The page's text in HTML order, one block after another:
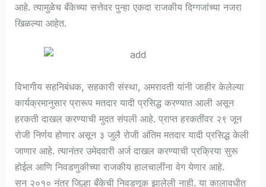
आहे. त्यामुळेच बँकेच्या सत्तेवर पुन्हा एकदा राजकीय दिग्गजांच्या नजरा
खिळल्या आहेत.
विभागीय सहनिबंधक, सहकारी संस्था, अमरावती यांनी जाहीर केलेल्या
कार्यक्रमानुसार प्रारूप मतदार यादी प्रसिद्ध करण्यात आली असून
हरकती दाखल करण्याची मुदत संपली आहे. प्राप्त हरकतींवर २९ जून
रोजी निर्णय होणार असून ३ जुलै रोजी अंतिम मतदार यादी प्रसिद्ध केली
जाणार आहे. त्यानंतर उमेदवारी अर्ज दाखल करण्याची प्रक्रिया सुरू
होईल आणि निवडणुकीच्या राजकीय हालचालींना वेग येणार आहे.
सन २०१० नंतर जिल्हा बँकेची निवडणूक झालेली नाही. या कालावधीत